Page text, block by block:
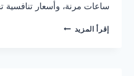
ساعات مرنة، وأسعار
إقرأ المزيد عروض